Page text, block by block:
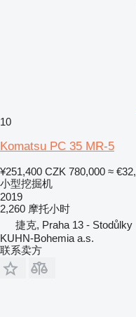
10
Komatsu PC 35 MR-5
¥251,400 CZK 780,000 ≈
小型挖掘机
2019
2,260 摩托小时
捷克, Praha 13 - Stodůlky
KUHN-Bohemia a.s.
联系卖方